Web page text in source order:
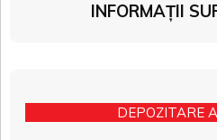
INFORMAȚII
DEPOZITARE